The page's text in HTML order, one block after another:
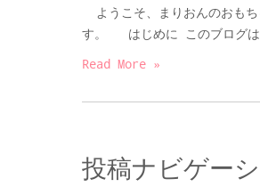
ようこそ、まりおんのおも
す。 はじめに このブログは
Read More »
投稿ナビゲー